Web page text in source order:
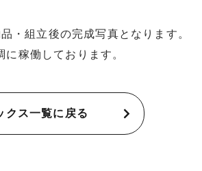
・組立後の完成写真となります。
稼働しております。
クス一覧に戻る